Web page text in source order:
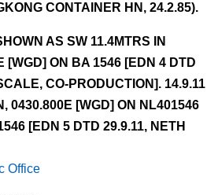
CONTAINER HN, 24.2.85).
AS SW 11.4MTRS IN
[WGD] ON BA 1546 [EDN 4 DTD
CO-PRODUCTION]. 14.9.11
0430.800E [WGD] ON NL401546
[EDN 5 DTD 29.9.11, NETH
Office